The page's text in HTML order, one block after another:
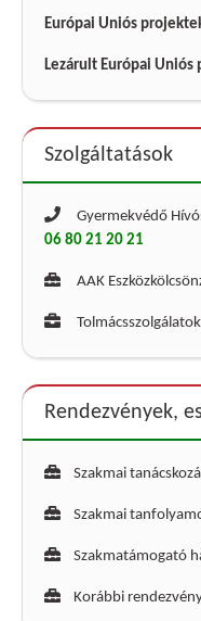
Európai Uniós
Lezárult Európai Uniós
Szolgáltatások
Gyermekvédő
06 80 21 20 21
AAK
Rendezvények,
Szakmai
Szakmai
Szakmatámogató
Korábbi